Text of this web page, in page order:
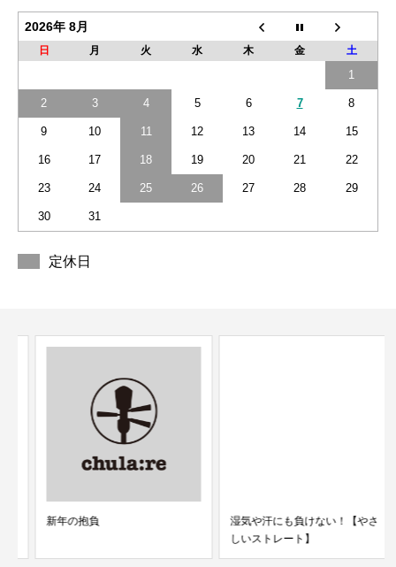
2026年 8月
日 月 火 水 木 金 土
1
2 3 4 5 6 7 8
9 10 11 12 13 14 15
16 17 18 19 20 21 22
23 24 25 26 27 28 29
30 31
定休日
新年の抱負
湿気や汗にも負けない！【やさ
しいストレート】